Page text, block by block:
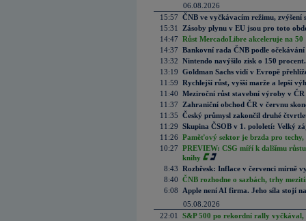
06.08.2026
15:57 ČNB ve vyčkávacím režimu, zvýšení
15:31
Zásoby plynu v EU jsou pro toto
14:47 Růst MercadoLibre akceleruje na
14:37 Bankovní rada ČNB podle
13:32 Nintendo navýšilo zisk o 150
13:19 Goldman Sachs vidí v Evropě
11:59 Rychlejší růst, vyšší marže a lepší
11:40 Meziroční růst stavební výroby v
11:37
Zahraniční obchod ČR v červnu
11:35 Český průmysl zakončil druhé
11:29 Skupina ČSOB v 1. pololetí: Velký
11:26 Paměťový sektor je brzda pro techy,
10:27 PREVIEW: CSG míří k dalšímu
knihy
8:43 Rozbřesk: Inflace v červenci mírně
8:40 ČNB rozhodne o sazbách, trhy
6:08
Apple není AI firma. Jeho síla stojí
05.08.2026
22:01
S&P 500 po rekordní rally vyčkával,